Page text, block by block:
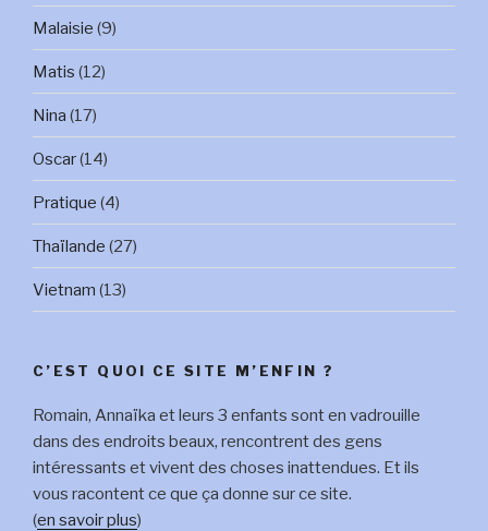
Malaisie (9)
Matis (12)
Nina (17)
Oscar(14)
Pratique (4)
Thaïlande (27)
Vietnam (13)
C’EST QUOI CE SITE M’ENFIN ?
Romain, Annaïka et leurs 3 enfants sont en vadrouille
dans des endroits beaux, rencontrent des gens
intéressants et vivent des choses inattendues. Et ils
vous racontent ce que ça donne sur ce site.
(en savoir plus)